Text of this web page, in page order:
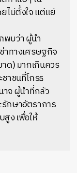
ไม่ตั้งใจ แต่แย่
พบว่า ผู้นำ
าทางเศรษฐกิจ
ด) มากเกินควร
าชนที่โกรธ
าจ ผู้นำที่กลัว
กษาอัตราการ
ง เพื่อให้